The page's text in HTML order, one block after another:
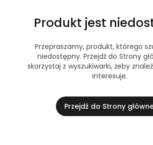
Produkt jest
Przepraszamy, produkt, którego
niedostępny. Przejdź do Strony
skorzystaj z wyszukiwarki, żeby
interesuje.
Przejdź do Strony